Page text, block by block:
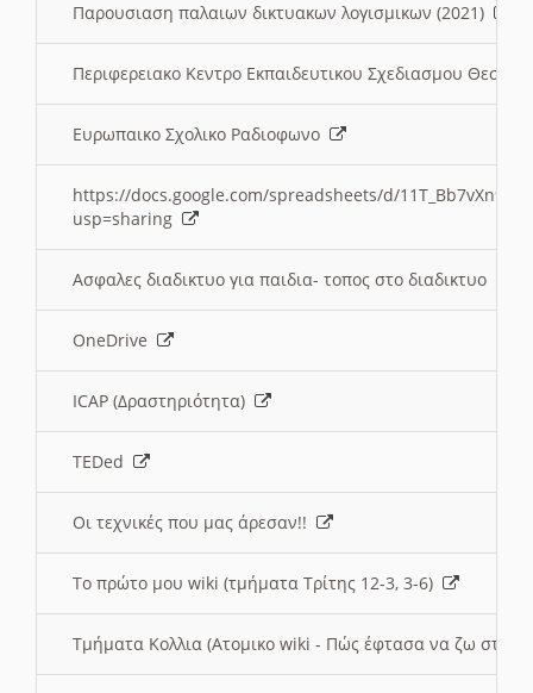
Παρουσιαση παλαιων δικτυακων λογισμικων (2021)
Περιφερειακο Κεντρο Εκπαιδευτικου Σχεδιασμου
Ευρωπαικο Σχολικο Ραδιοφωνο
https://docs.google.com/spreadsheets/d/
usp=sharing
Ασφαλες διαδικτυο για παιδια- τοπος στο διαδικτυο
OneDrive
ICAP (Δραστηριότητα)
TEDed
Οι τεχνικές που μας άρεσαν!!
Το πρώτο μου wiki (τμήματα Τρίτης 12-3, 3-6)
Τμήματα Κολλια (Ατομικο wiki - Πώς έφτασα να ζω στην